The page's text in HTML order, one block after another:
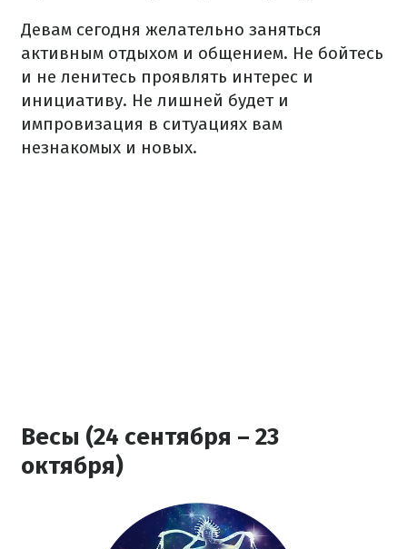
Девам сегодня желательно заняться
активным отдыхом и общением. Не бойтесь
и не ленитесь проявлять интерес и
инициативу. Не лишней будет и
импровизация в ситуациях вам
незнакомых и новых.
Весы (24 сентября – 23
октября)